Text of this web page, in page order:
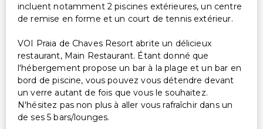
incluent notamment 2 piscines extérieures, un centre
de remise en forme et un court de tennis extérieur.
VOI Praia de Chaves Resort abrite un délicieux
restaurant, Main Restaurant. Étant donné que
l'hébergement propose un bar à la plage et un bar en
bord de piscine, vous pouvez vous détendre devant
un verre autant de fois que vous le souhaitez.
N'hésitez pas non plus à aller vous rafraîchir dans un
de ses 5 bars/lounges.